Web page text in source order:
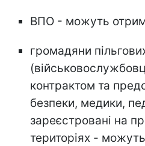
ВПО - можуть
громадяни
контрактом та
безпеки, медики,
зареєстровані на
територіях -